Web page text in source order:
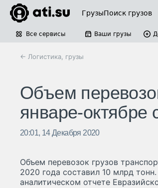
ГрузыПоиск грузов
Все сервисы Ваши грузы
← Логистика, грузы
Объем
январе-октябре
20:01, 14 Декабря 2020
Объем перевозок грузов
2020 года составил 10 млрд
аналитическом отчете